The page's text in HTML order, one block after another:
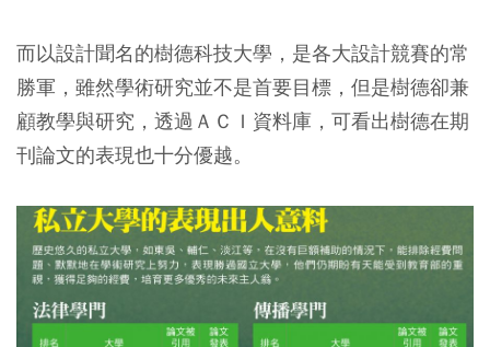
而以設計聞名的樹德科技大學，是各大設計競賽的常
勝軍，雖然學術研究並不是首要目標，但是樹德卻兼
顧教學與研究，透過ＡＣＩ資料庫，可看出樹德在期
刊論文的表現也十分優越。